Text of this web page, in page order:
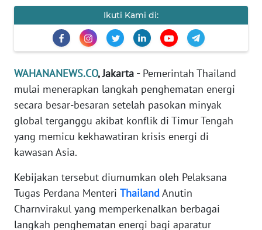
Ikuti Kami di:
WAHANANEWS.CO, Jakarta -Pemerintah Thailand
mulai menerapkan langkah penghematan energi
secara besar-besaran setelah pasokan minyak
global terganggu akibat konflik di Timur Tengah
yang memicu kekhawatiran krisis energi di
kawasan Asia.
Kebijakan tersebut diumumkan oleh Pelaksana
Tugas Perdana Menteri ThailandAnutin
Charnvirakul yang memperkenalkan berbagai
langkah penghematan energi bagi aparatur
EDITORIAL
INDEKS
BERITA
KONTAK
KAMI
INFO
IKLAN
TENTANG